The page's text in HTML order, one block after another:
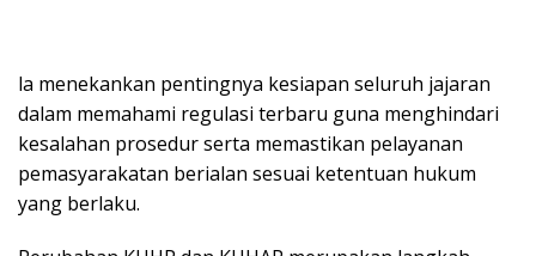
la menekankan pentingnya kesiapan seluruh jajaran
dalam memahami regulasi terbaru guna menghindari
kesalahan prosedur serta memastikan pelayanan
pemasyarakatan berialan sesuai ketentuan hukum
yang berlaku.